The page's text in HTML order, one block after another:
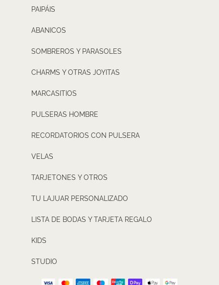
PAIPÁIS
ABANICOS
SOMBREROS Y PARASOLES
CHARMS Y OTRAS JOYITAS
MARCASITIOS
PULSERAS HOMBRE
RECORDATORIOS CON PULSERA
VELAS
TARJETONES Y OTROS
TU LAJUAR PERSONALIZADO
LISTA DE BODAS Y TARJETA REGALO
KIDS
STUDIO